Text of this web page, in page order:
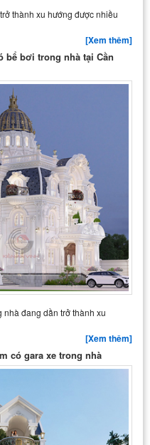
thành xu hướng được nhiều
[Xem thêm]
bể bơi trong nhà tại Cần
nhà đang dần trở thành xu
[Xem thêm]
có gara xe trong nhà